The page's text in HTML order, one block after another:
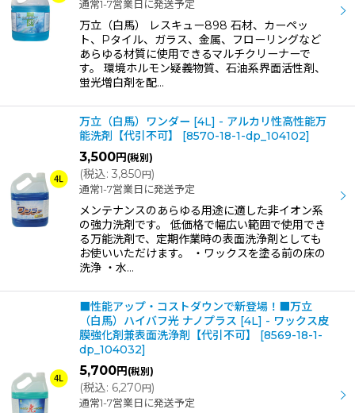
通常1-7営業日に発送予定
万立（白馬） レスキュー898 石材、カーペッ
ト、Pタイル、ガラス、金属、フローリングなど
あらゆる材質に使用できるマルチクリーナーで
す。 環境ホルモン疑義物質、石油系界面活性剤、
蛍光増白剤を配…
万立（白馬）ワンダー [4L] - アルカリ性高性能万
能洗剤【代引不可】
[8570-18-1-dp_104102]
3,500円 (税別)
(税込: 3,850円)
通常1-7営業日に発送予定
メンテナンスのあらゆる用途に適した非イオン系
の強力洗剤です。 低価格で幅広い範囲で使用でき
る万能洗剤で、定期作業時の表面洗浄剤としても
お使いいただけます。 ・ワックスを塗る前の床の
洗浄 ・水…
■性能アップ・コストダウンで新登場！■万立
（白馬）ハイバフ光 ナノプラス [4L] - ワックス皮
膜強化剤兼表面洗浄剤【代引不可】
[8569-18-1-
dp_104032]
5,700円 (税別)
(税込: 6,270円)
通常1-7営業日に発送予定